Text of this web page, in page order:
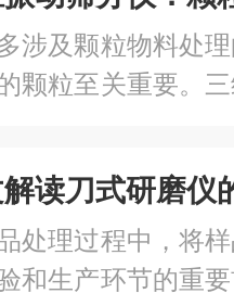
材料的特性。行
动模式。它通...
涉及颗粒物料处
颗粒至关重要。
筛分仪的工作原理
激振器产生水平...
读刀式研磨仪
处理过程中，将
和生产环节的重